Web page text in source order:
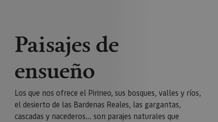
Paisajes de
ensueño
Los que nos ofrece el Pirineo, sus bosques, valles y ríos,
el desierto de las Bardenas Reales, las gargantas,
cascadas y nacederos… son parajes naturales que